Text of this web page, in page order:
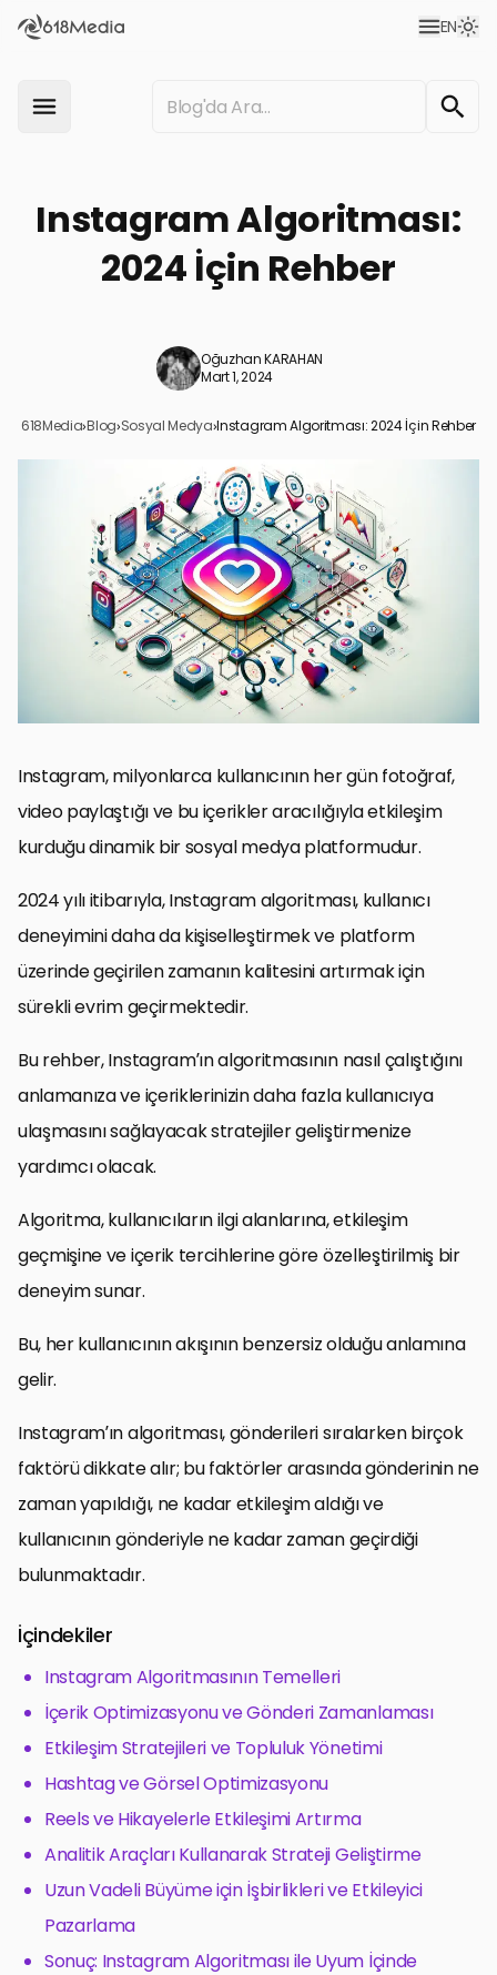
EN
Instagram Algoritması:
2024 İçin Rehber
Oğuzhan KARAHAN
Mart 1, 2024
618Media›Blog›Sosyal Medya›Instagram Algoritması: 2024 İçin Rehber
Instagram Algoritmasının Temelleri
İçerik Optimizasyonu ve Gönderi Zamanlaması
Etkileşim Stratejileri ve Topluluk Yönetimi
Hashtag ve Görsel Optimizasyonu
Reels ve Hikayelerle Etkileşimi Artırma
Analitik Araçları Kullanarak Strateji Geliştirme
Uzun Vadeli Büyüme için İşbirlikleri ve Etkileyici Pazarlama
Sonuç: Instagram Algoritması ile Uyum İçinde Büyümek
Instagram Algoritması Hakkında Sıkça Sorulan Sorular
Instagram, milyonlarca kullanıcının her gün fotoğraf,
video paylaştığı ve bu içerikler aracılığıyla etkileşim
kurduğu dinamik bir sosyal medya platformudur.
2024 yılı itibarıyla, Instagram algoritması, kullanıcı
deneyimini daha da kişiselleştirmek ve platform
üzerinde geçirilen zamanın kalitesini artırmak için
sürekli evrim geçirmektedir.
Bu rehber, Instagram’ın algoritmasının nasıl çalıştığını
anlamanıza ve içeriklerinizin daha fazla kullanıcıya
ulaşmasını sağlayacak stratejiler geliştirmenize
yardımcı olacak.
Algoritma, kullanıcıların ilgi alanlarına, etkileşim
geçmişine ve içerik tercihlerine göre özelleştirilmiş bir
deneyim sunar.
Bu, her kullanıcının akışının benzersiz olduğu anlamına
gelir.
Instagram’ın algoritması, gönderileri sıralarken birçok
faktörü dikkate alır; bu faktörler arasında gönderinin ne
zaman yapıldığı, ne kadar etkileşim aldığı ve
kullanıcının gönderiyle ne kadar zaman geçirdiği
bulunmaktadır.
İçindekiler
Instagram Algoritmasının Temelleri
İçerik Optimizasyonu ve Gönderi Zamanlaması
Etkileşim Stratejileri ve Topluluk Yönetimi
Hashtag ve Görsel Optimizasyonu
Reels ve Hikayelerle Etkileşimi Artırma
Analitik Araçları Kullanarak Strateji Geliştirme
Uzun Vadeli Büyüme için İşbirlikleri ve Etkileyici
Pazarlama
Sonuç: Instagram Algoritması ile Uyum İçinde